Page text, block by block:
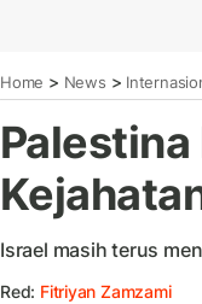
Home > News >
Palestina
Israel masih terus
Red: Fitriyan Zamzami